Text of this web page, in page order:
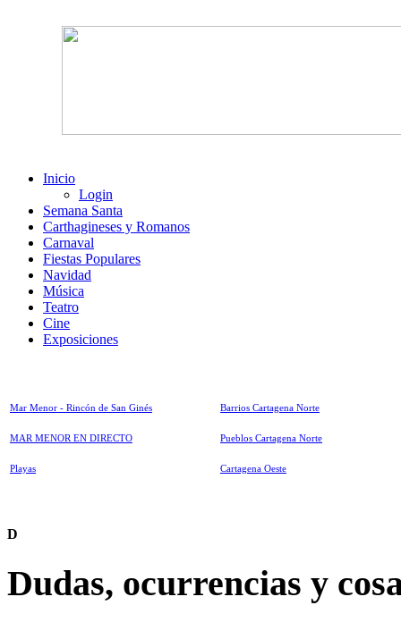
Inicio
Login
Semana Santa
Carthagineses y Romanos
Carnaval
Fiestas Populares
Navidad
Música
Teatro
Cine
Exposiciones
Mar Menor - Rincón de San Ginés
MAR MENOR EN DIRECTO
Playas
Barrios Cartagena Norte
Pueblos Cartagena Norte
Cartagena Oeste
D
Dudas, ocurrencias y